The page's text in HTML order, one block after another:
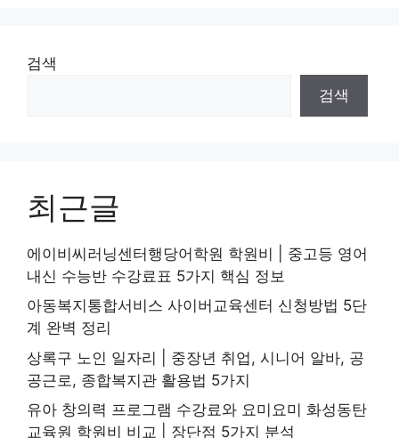
검색
검색
최근글
에이비씨러닝센터행당어학원 학원비 | 중고등 영어
내신 수능반 수강료표 5가지 핵심 정보
아동복지통합서비스 사이버교육센터 신청방법 5단
계 완벽 정리
상록구 노인 일자리 | 중장년 취업, 시니어 알바, 공
공근로, 종합복지관 활용법 5가지
유아 창의력 프로그램 수강료와 요미요미 화성동탄
교육원 학원비 비교 | 장단점 5가지 분석